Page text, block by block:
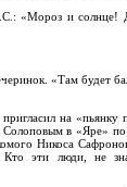
«Мороз и
«Там будет
на «пьянку
в «Яре»
Никоса
Кто эти люди, не